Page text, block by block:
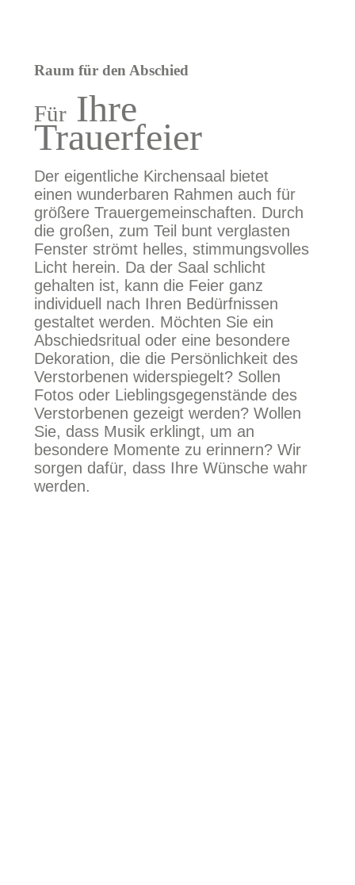
Raum für den Abschied
Für Ihre
Trauerfeier
Der eigentliche Kirchensaal bietet
einen wunderbaren Rahmen auch für
größere Trauergemeinschaften. Durch
die großen, zum Teil bunt verglasten
Fenster strömt helles, stimmungsvolles
Licht herein. Da der Saal schlicht
gehalten ist, kann die Feier ganz
individuell nach Ihren Bedürfnissen
gestaltet werden. Möchten Sie ein
Abschiedsritual oder eine besondere
Dekoration, die die Persönlichkeit des
Verstorbenen widerspiegelt? Sollen
Fotos oder Lieblingsgegenstände des
Verstorbenen gezeigt werden? Wollen
Sie, dass Musik erklingt, um an
besondere Momente zu erinnern? Wir
sorgen dafür, dass Ihre Wünsche wahr
werden.